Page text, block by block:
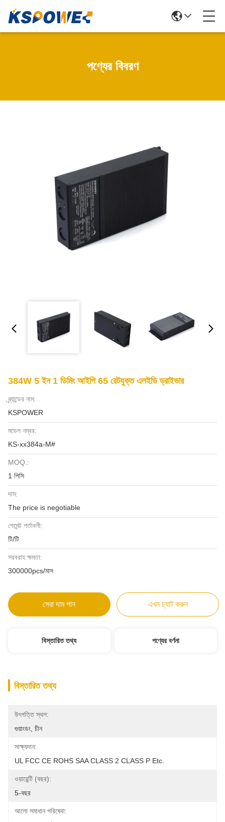
পণ্যের বিবরণ
384W 5 ইন 1 ডিমিং আইপি 65 রেটযুক্ত এলইডি ড্রাইভার
ব্র্যান্ডের নাম:
KSPOWER
মডেল নম্বর:
KS-xx384a-M#
MOQ.:
1 পিসি
দাম:
The price is negotiable
পেমেন্ট শর্তাবলী:
টি/টি
সরবরাহ ক্ষমতা:
300000pcs/মাস
সেরা দাম পান এখন চ্যাট করুন
বিস্তারিত তথ্য পণ্যের বর্ণনা
বিস্তারিত তথ্য
উৎপত্তি স্থল:
গুয়াংডং, চীন
সাক্ষ্যদান:
UL FCC CE ROHS SAA CLASS 2 CLASS P Etc.
ওয়ারেন্টি (বছর):
5-বছর
আলো সমাধান পরিষেবা: